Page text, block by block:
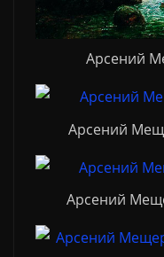
Арсений
Арсений
Арсений